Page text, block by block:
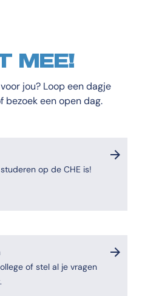
MEE!
jou? Loop een dagje
bezoek een open dag.
op de CHE is!
of stel al je vragen